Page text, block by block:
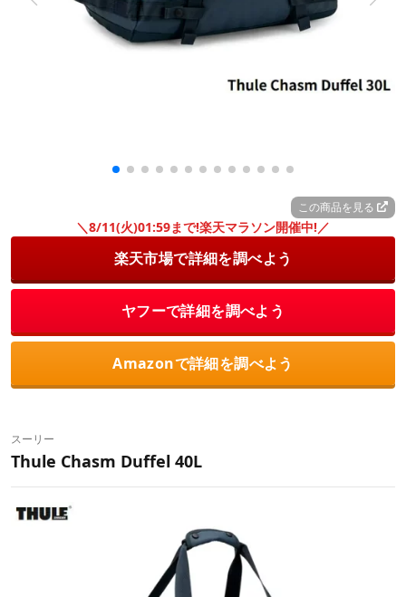
この商品を見る
＼8/11(火)01:59まで!楽天マラソン開催中!／
楽天市場で詳細を調べよう
ヤフーで詳細を調べよう
Amazonで詳細を調べよう
スーリー
Thule Chasm Duffel 40L